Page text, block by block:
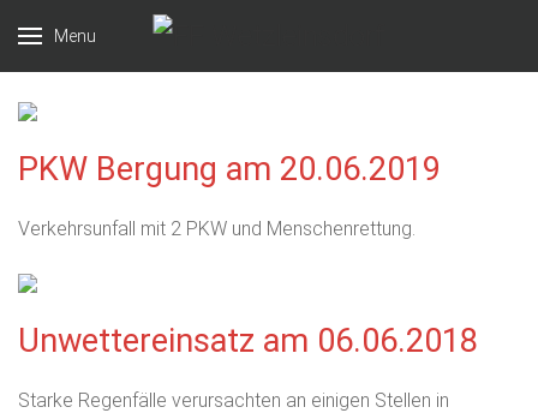
Menu
PKW Bergung am 20.06.2019
Verkehrsunfall mit 2 PKW und Menschenrettung.
Unwettereinsatz am 06.06.2018
Starke Regenfälle verursachten an einigen Stellen in